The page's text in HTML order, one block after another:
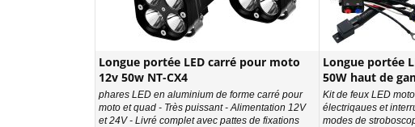
Longue portée LED carré pour moto
12v 50w NT-CX4
phares LED en aluminium de forme carré pour
moto et quad - Très puissant - Alimentation 12V
et 24V - Livré complet avec pattes de fixations
Longue portée
50W haut de
Kit de feux LED
électriqaues et
modes de